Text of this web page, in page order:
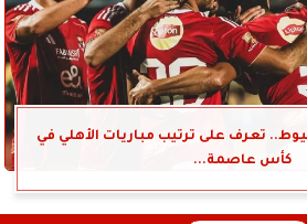
تعرف على ترتيب مباريات الأهلي في
كأس عاصمة...